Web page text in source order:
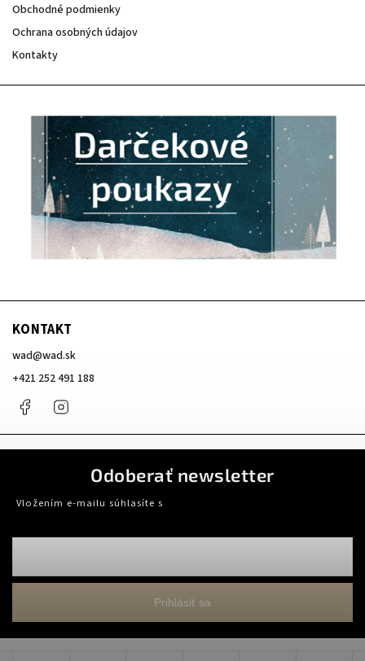
Obchodné podmienky
Ochrana osobných údajov
Kontakty
KONTAKT
wad@wad.sk
+421 252 491 188
Facebook
Odoberať newsletter
Vložením e-mailu súhlasíte s
Prihlásiť sa